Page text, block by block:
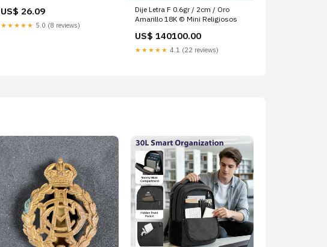
US$ 26.09
★★★★★ 5.0 (8 reviews)
Dije Letra F 0.6gr / 2cm / Oro
Amarillo 18K © Mini Religiosos
US$ 140100.00
★★★★★ 4.1 (22 reviews)